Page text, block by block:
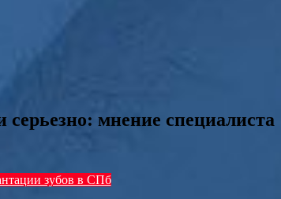
мнение специалиста
зубов в СПб